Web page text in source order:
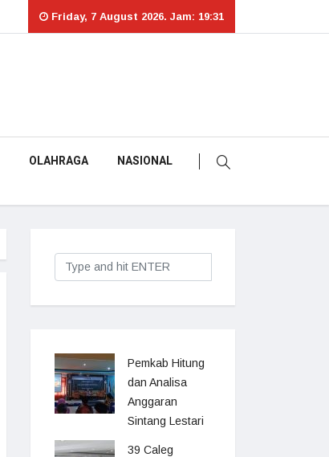
Friday, 7 August 2026. Jam: 19:31
OLAHRAGA NASIONAL
Pemkab Hitung
dan Analisa
Anggaran
Sintang Lestari
39 Caleg